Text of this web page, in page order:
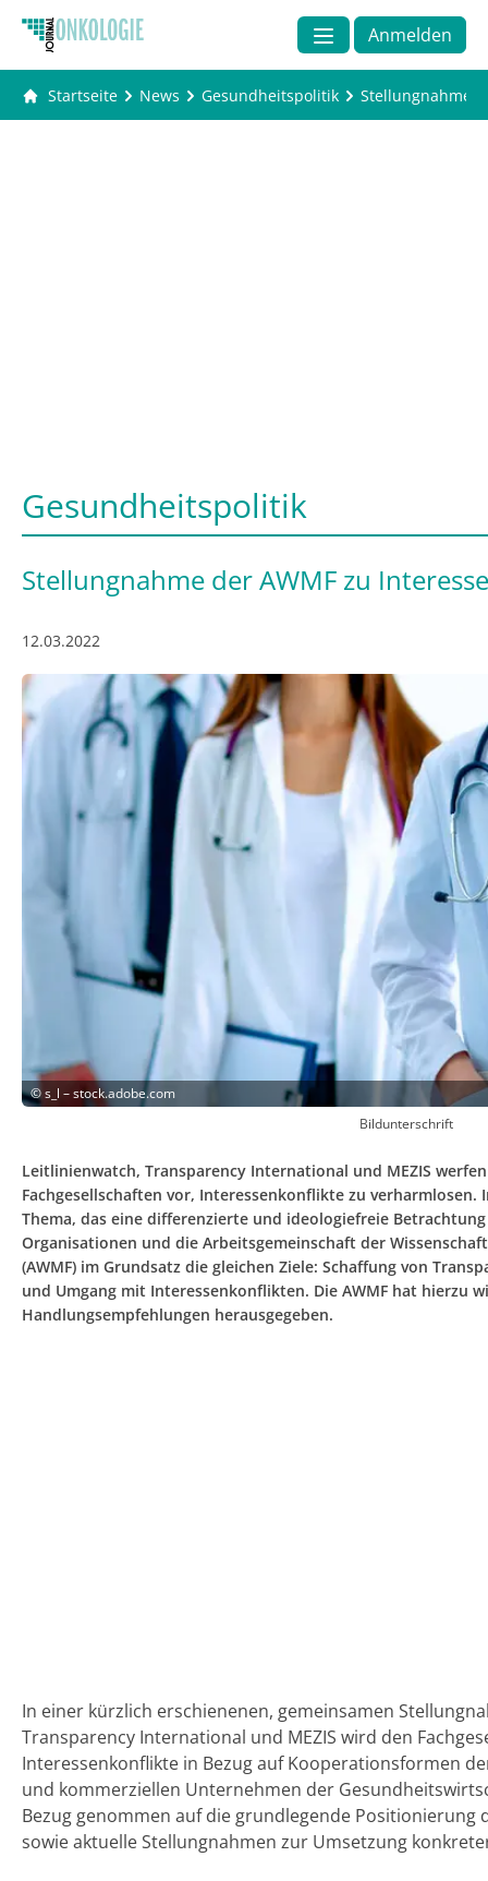
Anmelden
Startseite News Gesundheitspolitik Stellungnahme
Gesundheitspolitik
Stellungnahme der AWMF zu
12.03.2022
©s_l – stock.adobe.com
Bildunterschrift
Leitlinienwatch, Transparency International und MEZIS
Fachgesellschaften vor, Interessenkonflikte zu
Thema, das eine differenzierte und ideologiefreie
Organisationen und die Arbeitsgemeinschaft der
(AWMF) im Grundsatz die gleichen Ziele: Schaffung von
und Umgang mit Interessenkonflikten. Die AWMF hat hierzu
Handlungsempfehlungen herausgegeben.
In einer kürzlich erschienenen, gemeinsamen
Transparency International und MEZIS wird den
Interessenkonflikte in Bezug auf Kooperationsformen
und kommerziellen Unternehmen der
Bezug genommen auf die grundlegende Positionierung
sowie aktuelle Stellungnahmen zur Umsetzung